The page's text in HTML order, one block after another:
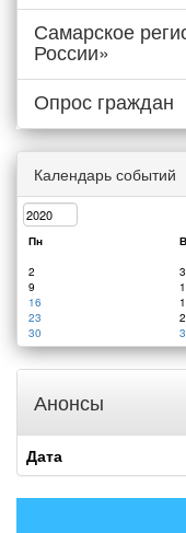
Самарское
России»
Опрос граждан
Календарь событий
Пн
2
3
9
16
23
30
Анонсы
Дата